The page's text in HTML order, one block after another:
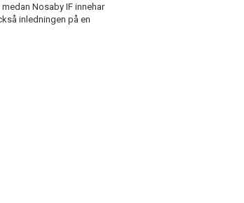
Nosaby IF innehar
inledningen på en